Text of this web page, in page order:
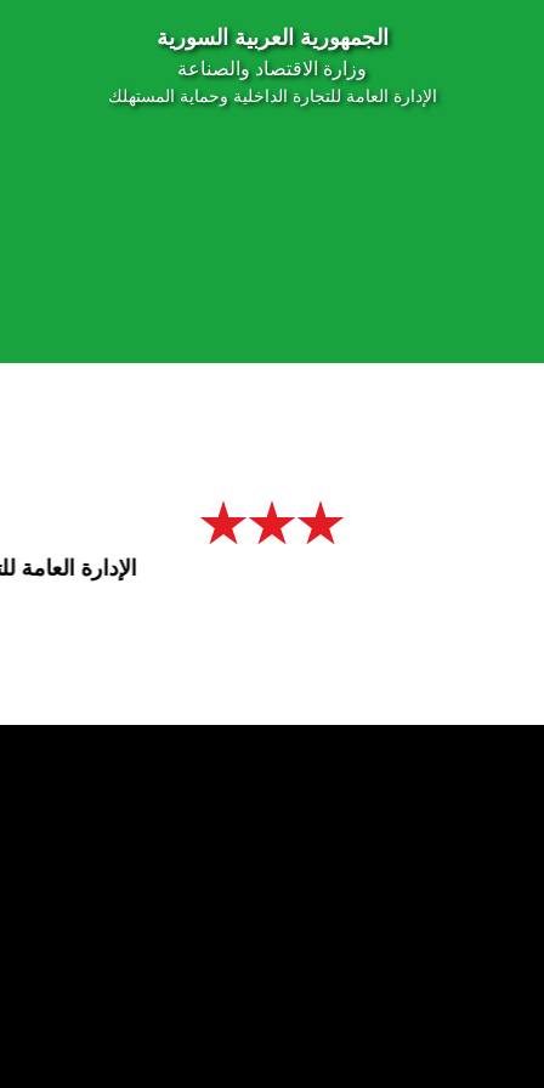
الجمهورية العربية السورية
وزارة الاقتصاد والصناعة
الإدارة العامة للتجارة الداخلية وحماية المستهلك
الإدارة العامة